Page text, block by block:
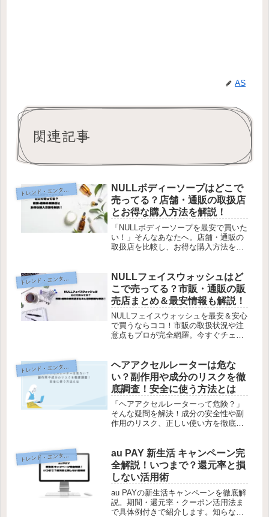
AS
関連記事
ト レンド・エンタメ・商品・口コミ
NULLボディーソープはどこで
売ってる？店舗・通販の取扱店
とお得な購入方法を解説！
「NULLボディーソープを最安で買いた
い！」そんなあなたへ。店舗・通販の
取扱店を比較し、お得な購入方法を解
ト
NULLフェイスウォッシュはど
こで売ってる？市販・通販の販
売店まとめ＆最安情報も解説！
NULLフェイスウォッシュを最安＆安心
で買うならココ！市販の取扱状況や注
意点もプロが完全網羅。今すぐチェッ
ト レンド・エンタメ・商品・口コミ
ヘアアクセルレーターは危な
い？副作用や成分のリスクを徹
底調査！安全に使う方法とは
「ヘアアクセルレーターって危険？」
そんな疑問を解決！成分の安全性や副
作用のリスク、正しい使い方を徹底解
ト
au PAY 新生活 キャンペーン完
全解説！いつまで？還元率と損
しない活用術
au PAYの新生活キャンペーンを徹底解
説。期間・還元率・クーポン活用法ま
で具体例付きで紹介します。知らない